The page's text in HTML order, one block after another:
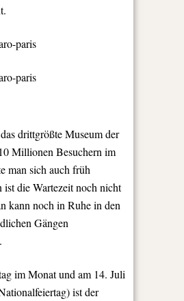
drittgrößte Museum der
Millionen Besuchern im
man sich auch früh
ist die Wartezeit noch nicht
kann noch in Ruhe in den
Gängen
im Monat und am 14. Juli
ist der